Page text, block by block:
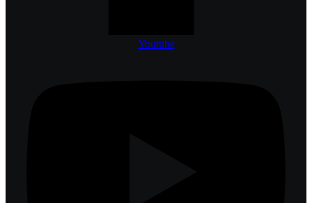
Youtube